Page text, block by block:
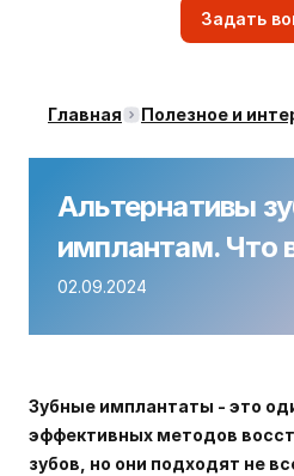
Задать
Главная Полезное и
Альтернативы
имплантам. Что
02.09.2024
Зубные имплантаты - это
эффективных методов
зубов, но они подходят не